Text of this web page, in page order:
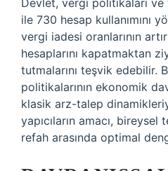
Devlet, vergi politikaları ve
ile 730 hesap kullanımını
vergi iadesi oranlarının
hesaplarını kapatmaktan
tutmalarını teşvik edebilir.
politikalarının ekonomik
klasik arz-talep
yapıcıların amacı,
refah arasında optimal